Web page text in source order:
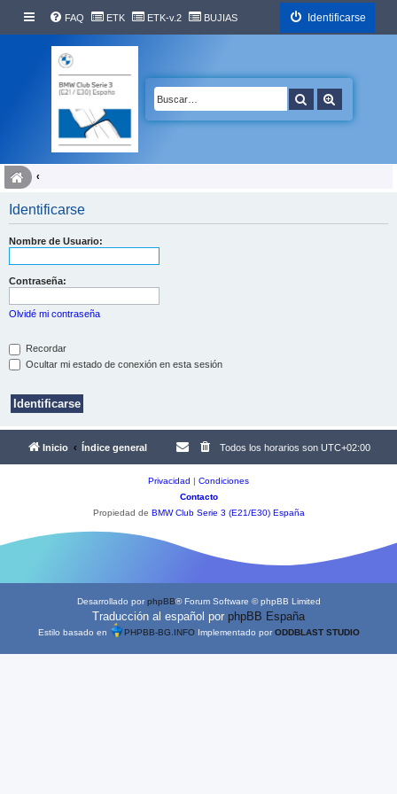
FAQ ETK ETK-v.2 BUJIAS Identificarse
Buscar
Identificarse
Nombre de Usuario:
Contraseña:
Olvidé mi contraseña
Recordar
Ocultar mi estado de conexión en esta sesión
Inicio Índice general Todos los horarios son UTC+02:00
Privacidad | Condiciones
Contacto
Propiedad de BMW Club Serie 3 (E21/E30) España
Desarrollado porphpBB® Forum Software © phpBB Limited
Traducción al español por phpBB España
Estilo basado en PHPBB-BG.INFOImplementado porODDBLAST STUDIO